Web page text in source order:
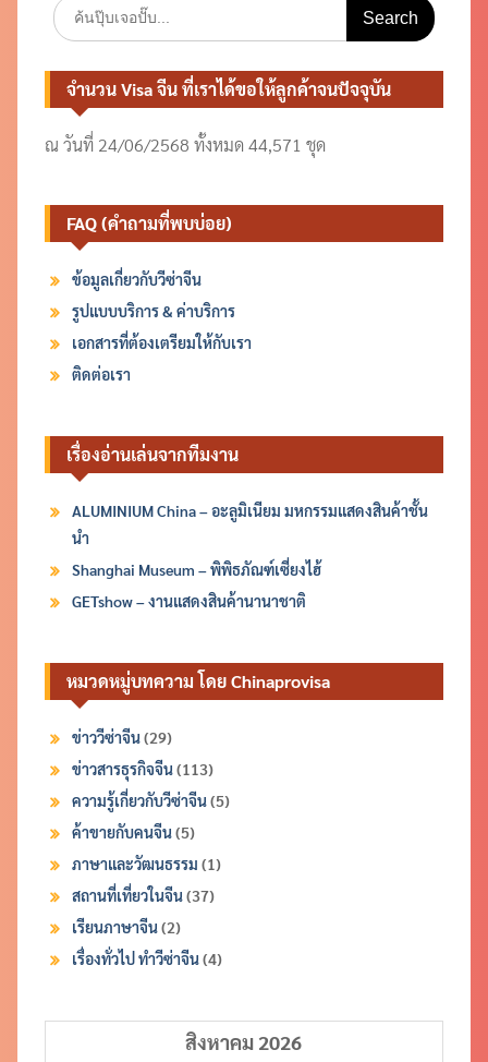
Search
for:
จำนวน Visa จีน ที่เราได้ขอให้ลูกค้าจนปัจจุบัน
ณ วันที่ 24/06/2568 ทั้งหมด 44,571 ชุด
FAQ (คำถามที่พบบ่อย)
ข้อมูลเกี่ยวกับวีซ่าจีน
รูปแบบบริการ & ค่าบริการ
เอกสารที่ต้องเตรียมให้กับเรา
ติดต่อเรา
เรื่องอ่านเล่นจากทีมงาน
ALUMINIUM China – อะลูมิเนียม มหกรรมแสดงสินค้าชั้น
นำ
Shanghai Museum – พิพิธภัณฑ์เซี่ยงไฮ้
GETshow – งานแสดงสินค้านานาชาติ
หมวดหมู่บทความ โดย Chinaprovisa
ข่าววีซ่าจีน(29)
ข่าวสารธุรกิจจีน(113)
ความรู้เกี่ยวกับวีซ่าจีน(5)
ค้าขายกับคนจีน(5)
ภาษาและวัฒนธรรม (1)
สถานที่เที่ยวในจีน(37)
เรียนภาษาจีน(2)
เรื่องทั่วไป ทำวีซ่าจีน(4)
สิงหาคม 2026